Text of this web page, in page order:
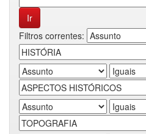
Filtros correntes: